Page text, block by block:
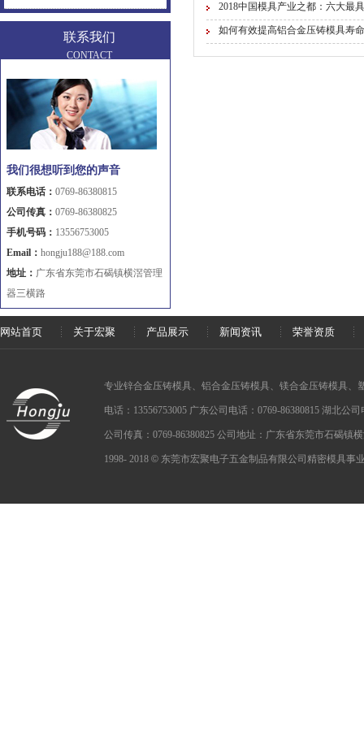
2018中国模具产业之都：六大最
如何有效提高铝合金压铸模具寿
联系我们
CONTACT
我们很想听到您的声音
联系电话： 0769-86380815
公司传真： 0769-86380825
手机号码： 13556753005
Email： hongju188@188.com
地址： 广东省东莞市石碣镇横滘管理
器三横路
网站首页 关于宏聚 产品展示 新闻资讯 荣誉资质
专业锌合金压铸模具、铝合金压铸模具、镁合金压铸模具、
电话：13556753005 广东公司电话：0769-86380815 湖北公
公司传真：0769-86380825 公司地址：广东省东莞市石碣镇
1998- 2018 © 东莞市宏聚电子五金制品有限公司精密模具事